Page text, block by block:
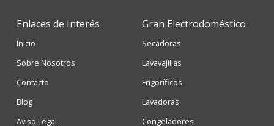
Enlaces de Interés
Inicio
Sobre Nosotros
Contacto
Blog
Aviso Legal
Gran Electrodoméstico
Secadoras
Lavavajillas
Frigoríficos
Lavadoras
Congeladores